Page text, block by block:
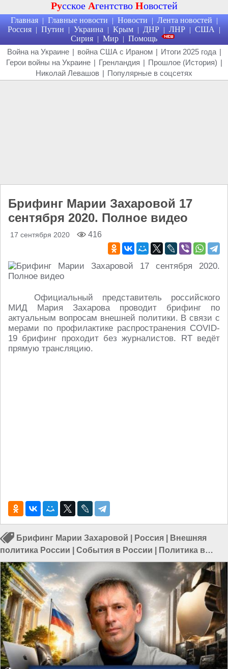
Русское Агентство Новостей
Главная | Главные новости | Новости | Лента новостей |
Россия | Путин | Украина | Крым | ДНР | ЛНР | США |
Сирия | Мир | Помощь
Война на Украине | война США с Ираном | Итоги 2025 года |
Герои войны на Украине | Гренландия | Прошлое (История) |
Николай Левашов | Популярные в соцсетях
Брифинг Марии Захаровой 17
сентября 2020. Полное видео
17 сентября 2020 416
Официальный представитель российского
МИД Мария Захарова проводит брифинг по
актуальным вопросам внешней политики. В связи с
мерами по профилактике распространения COVID-
19 брифинг проходит без журналистов. RT ведёт
прямую трансляцию.
Брифинг Марии Захаровой Россия
Внешняя
политика России
События в России
Политика в
России